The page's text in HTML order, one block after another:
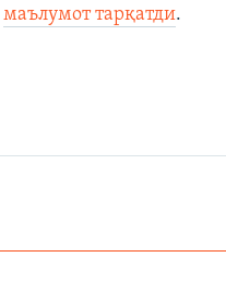
маълумот тарқатди.